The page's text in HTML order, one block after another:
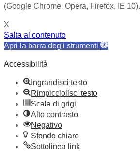
(Google Chrome, Opera, Firefox, IE 10).
X
Salta al contenuto
Apri la barra degli strumenti
Accessibilità
Ingrandisci testo
Rimpicciolisci testo
Scala di grigi
Alto contrasto
Negativo
Sfondo chiaro
Sottolinea link